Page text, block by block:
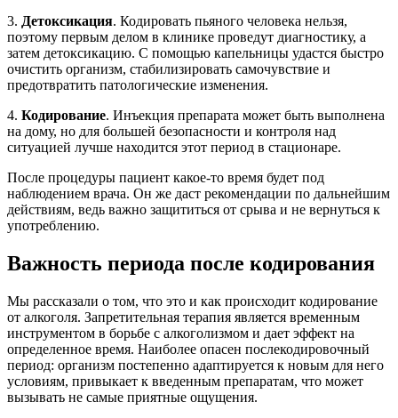
3. Детоксикация. Кодировать пьяного человека нельзя,
поэтому первым делом в клинике проведут диагностику, а
затем детоксикацию. С помощью капельницы удастся быстро
очистить организм, стабилизировать самочувствие и
предотвратить патологические изменения.
4. Кодирование. Инъекция препарата может быть выполнена
на дому, но для большей безопасности и контроля над
ситуацией лучше находится этот период в стационаре.
После процедуры пациент какое-то время будет под
наблюдением врача. Он же даст рекомендации по дальнейшим
действиям, ведь важно защититься от срыва и не вернуться к
употреблению.
Важность периода после кодирования
Мы рассказали о том, что это и как происходит кодирование
от алкоголя. Запретительная терапия является временным
инструментом в борьбе с алкоголизмом и дает эффект на
определенное время. Наиболее опасен послекодировочный
период: организм постепенно адаптируется к новым для него
условиям, привыкает к введенным препаратам, что может
вызывать не самые приятные ощущения.